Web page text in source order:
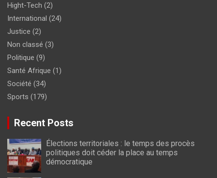
Hight-Tech (2)
International (24)
Justice (2)
Non classé (3)
Politique (9)
Santé Afrique (1)
Société (34)
Sports (179)
Recent Posts
Élections territoriales : le temps des procès
politiques doit céder la place au temps
démocratique